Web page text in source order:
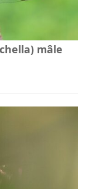
mâle